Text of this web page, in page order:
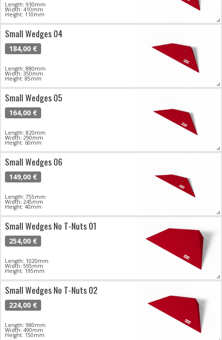
Length: 930mm
Width: 410mm
Height: 110mm
Small Wedges 04
184,00 €
Length: 880mm
Width: 350mm
Height: 85mm
Small Wedges 05
164,00 €
Length: 820mm
Width: 290mm
Height: 60mm
Small Wedges 06
149,00 €
Length: 755mm
Width: 245mm
Height: 40mm
Small Wedges No T-Nuts 01
254,00 €
Length: 1020mm
Width: 595mm
Height: 195mm
Small Wedges No T-Nuts 02
224,00 €
Length: 980mm
Width: 490mm
Height: 150mm